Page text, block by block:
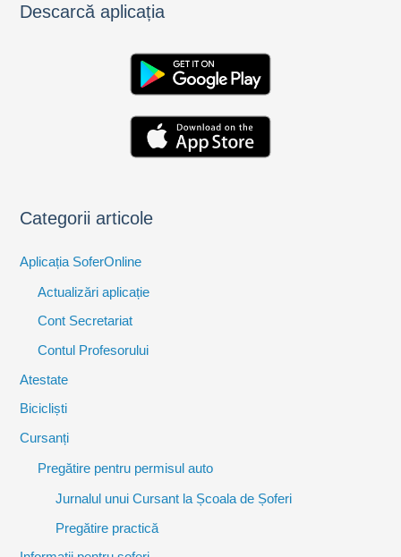
Descarcă aplicația
Categorii articole
Aplicația SoferOnline
Actualizări aplicație
Cont Secretariat
Contul Profesorului
Atestate
Bicicliști
Cursanți
Pregătire pentru permisul auto
Jurnalul unui Cursant la Școala de Șoferi
Pregătire practică